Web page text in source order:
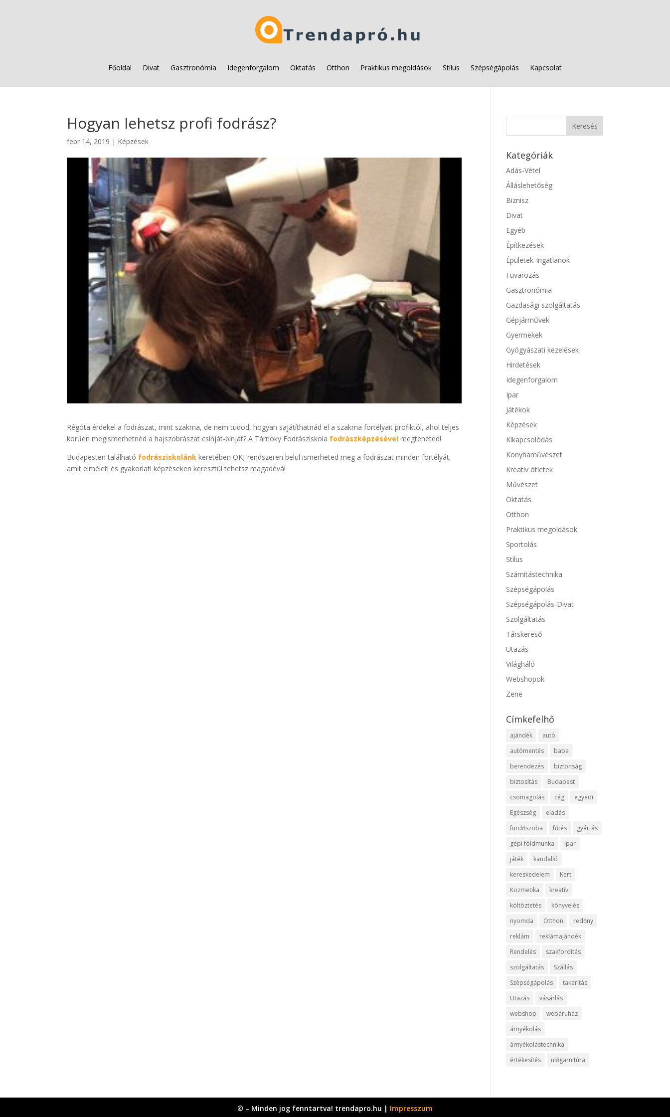
Főoldal Divat Gasztronómia Idegenforgalom Oktatás Otthon Praktikus megoldások Stílus Szépségápolás Kapcsolat
Hogyan lehetsz profi fodrász?
febr 14, 2019 | Képzések
Régóta érdekel a fodrászat, mint szakma, de nem tudod, hogyan sajátíthatnád el a szakma fortélyait profiktól, ahol teljes
körűen megismerhetnéd a hajszobrászat csínját-bínját? A Tárnoky Fodrásziskola fodrászképzésével megteheted!
Budapesten található fodrásziskolánk keretében OKJ-rendszeren belül ismerheted meg a fodrászat minden fortélyát,
amit elméleti és gyakorlati képzéseken keresztül tehetsz magadévá!
Kategóriák
Adás-Vétel
Álláslehetőség
Biznisz
Divat
Egyéb
Építkezések
Épületek-Ingatlanok
Fuvarozás
Gasztronómia
Gazdasági szolgáltatás
Gépjárművek
Gyermekek
Gyógyászati kezelések
Hirdetések
Idegenforgalom
Ipar
Játékok
Képzések
Kikapcsolódás
Konyhaművészet
Kreatív ötletek
Művészet
Oktatás
Otthon
Praktikus megoldások
Sportolás
Stílus
Számítástechnika
Szépségápolás
Szépségápolás-Divat
Szolgáltatás
Társkereső
Utazás
Világháló
Webshopok
Zene
Címkefelhő
ajándék
autó
autómentés
baba
berendezés
biztonság
biztosítás
Budapest
csomagolás
cég
egyedi
Egészség
eladás
fürdőszoba
fűtés
gyártás
gépi földmunka
ipar
játék
kandalló
kereskedelem
Kert
Kozmetika
kreatív
költöztetés
könyvelés
nyomda
Otthon
redőny
reklám
reklámajándék
Rendelés
szakfordítás
szolgáltatás
Szállás
Szépségápolás
takarítás
Utazás
vásárlás
webshop
webáruház
árnyékolás
árnyékolástechnika
értékesítés
ülőgarnitúra
© – Minden jog fenntartva! trendapro.hu | Impresszum